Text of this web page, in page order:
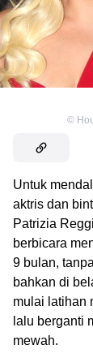
©
Untuk
aktris dan
Patrizia
berbicara
9 bulan,
bahkan di
mulai latihan
lalu berganti
mewah.